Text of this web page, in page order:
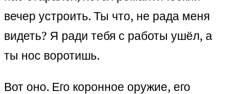
вечер устроить. Ты что, не рада меня
видеть? Я ради тебя с работы ушёл, а
ты нос воротишь.
Вот оно. Его коронное оружие, его